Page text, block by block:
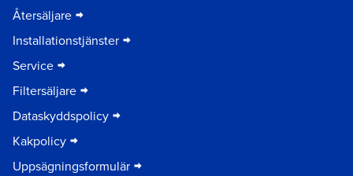
Återsäljare
Installationstjänster
Service
Filtersäljare
Dataskyddspolicy
Kakpolicy
Uppsägningsformulär